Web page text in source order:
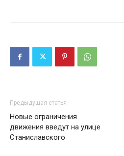
Предыдущая статья
Новые ограничения
движения введут на улице
Станиславского